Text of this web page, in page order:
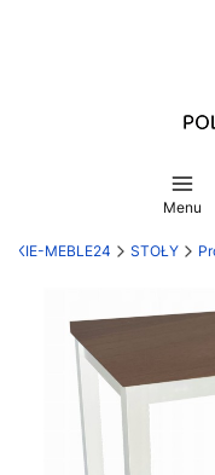
Menu
MEBLE24 STOŁY